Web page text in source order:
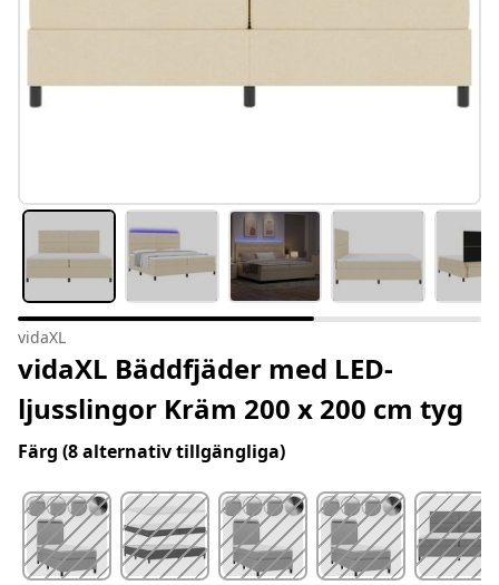
vidaXL
vidaXL Bäddfjäder med LED-
ljusslingor Kräm 200 x 200 cm tyg
Färg (8 alternativ tillgängliga)